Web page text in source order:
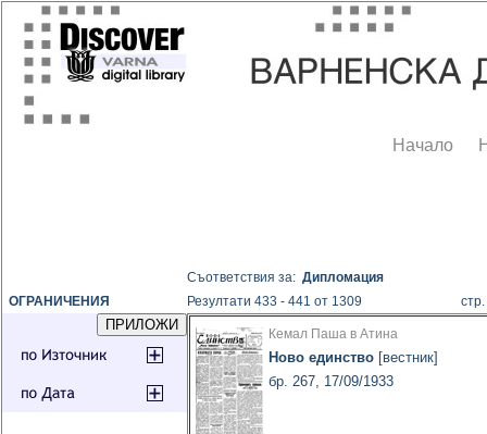
Начало
ОГРАНИЧЕНИЯ
Съответствия за:Дипломация
Резултати 433 - 441 от 1309
Кемал Паша в Атина
Ново единство [вестник]
бр. 267, 17/09/1933